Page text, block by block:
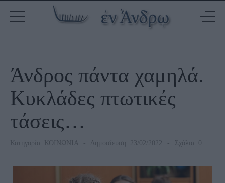
Άνδρος πάντα χαμηλά.
Κυκλάδες πτωτικές
τάσεις…
Κατηγορία: ΚΟΙΝΩΝΙΑ Δημοσίευση: 23/02/2022 Σχόλια: 0